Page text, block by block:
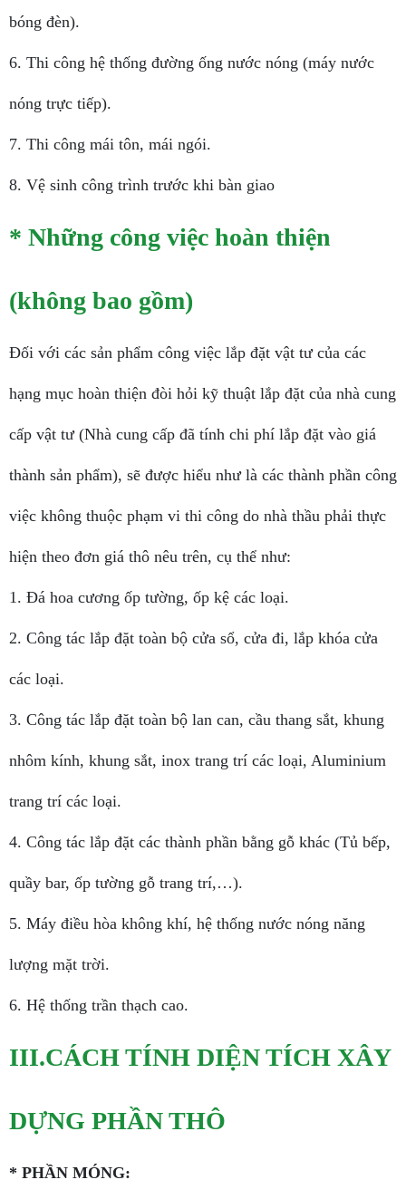
bóng đèn).
6. Thi công hệ thống đường ống nước nóng (máy nước
nóng trực tiếp).
7. Thi công mái tôn, mái ngói.
8. Vệ sinh công trình trước khi bàn giao
* Những công việc hoàn thiện
(không bao gồm)
Đối với các sản phẩm công việc lắp đặt vật tư của các
hạng mục hoàn thiện đòi hỏi kỹ thuật lắp đặt của nhà cung
cấp vật tư (Nhà cung cấp đã tính chi phí lắp đặt vào giá
thành sản phẩm), sẽ được hiểu như là các thành phần công
việc không thuộc phạm vi thi công do nhà thầu phải thực
hiện theo đơn giá thô nêu trên, cụ thể như:
1. Đá hoa cương ốp tường, ốp kệ các loại.
2. Công tác lắp đặt toàn bộ cửa sổ, cửa đi, lắp khóa cửa
các loại.
3. Công tác lắp đặt toàn bộ lan can, cầu thang sắt, khung
nhôm kính, khung sắt, inox trang trí các loại, Aluminium
trang trí các loại.
4. Công tác lắp đặt các thành phần bằng gỗ khác (Tủ bếp,
quầy bar, ốp tường gỗ trang trí,…).
5. Máy điều hòa không khí, hệ thống nước nóng năng
lượng mặt trời.
6. Hệ thống trần thạch cao.
III.CÁCH TÍNH DIỆN TÍCH XÂY
DỰNG PHẦN THÔ
* PHẦN MÓNG: